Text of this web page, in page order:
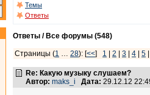
Темы
Ответы
Ответы / Все форумы (548)
Страницы (1 28): [<<] 1 | 2 | 3 | 4 | 5
Re: Какую музыку слушаем?
Автор: maks_i Дата: 29.12.12